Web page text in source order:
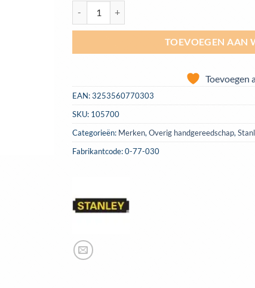
TOEVOEGEN AAN
Toevoegen
EAN:3253560770303
SKU: 105700
Categorieën: Merken, Overig handgereedschap,
Fabrikantcode: 0-77-030